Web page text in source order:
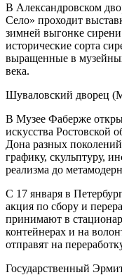
В Александровском
Село» проходит
зимней выгонке
исторические сорта
выращенные в
века.
Шуваловский дворец
В Музее Фаберже
искусства Ростовской
Дона разных
графику, скульптуру,
реализма до
С 17 января в
акция по сбору и
принимают в
контейнерах и на
отправят на
Государственный